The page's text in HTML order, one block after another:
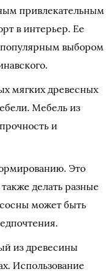
привлекательным
в интерьер. Ее
популярным выбором
мягких древесных
Мебель из
и
Это
делать разные
может быть
из древесины
Использование